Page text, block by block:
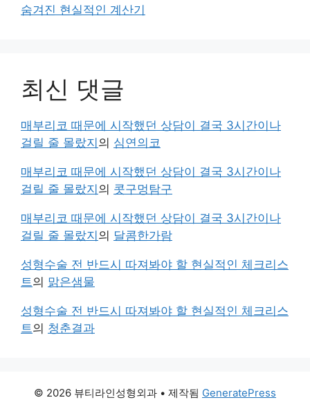
숨겨진 현실적인 계산기
최신 댓글
매부리코 때문에 시작했던 상담이 결국 3시간이나
걸릴 줄 몰랐지의 심연의코
매부리코 때문에 시작했던 상담이 결국 3시간이나
걸릴 줄 몰랐지의 콧구멍탐구
매부리코 때문에 시작했던 상담이 결국 3시간이나
걸릴 줄 몰랐지의 달콤한가람
성형수술 전 반드시 따져봐야 할 현실적인 체크리스
트 의 맑은샘물
성형수술 전 반드시 따져봐야 할 현실적인 체크리스
트 의 청춘결과
© 2026 뷰티라인성형외과 • 제작됨 GeneratePress